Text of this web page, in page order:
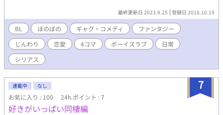
最終更新日 2023.8.25 登録日 2018.10.19
BL ほのぼの ギャグ・コメディ
ファンタジー
じんわり
恋愛 4コマ ボーイズラブ
日常
シリアス
7
連載中 なし
お気に入り : 100 24h.ポイント : 7
好きがいっぱい同棲編